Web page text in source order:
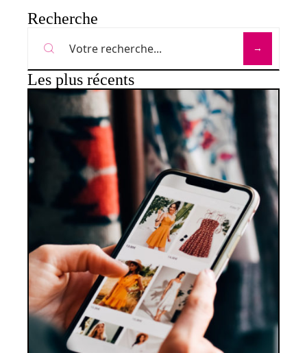
Recherche
Les plus récents